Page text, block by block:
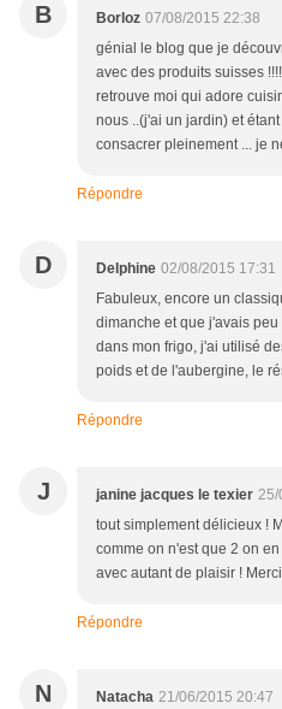
B Borloz 07/08/2015 22:38
génial le blog que je
avec des produits suisses
retrouve moi qui adore
nous ..(j'ai un jardin) et
consacrer pleinement ... je
Répondre
D Delphine 02/08/2015 17:31
Fabuleux, encore un
dimanche et que j'avais
dans mon frigo, j'ai utilisé
poids et de l'aubergine, le
Répondre
J janine jacques le texier 25/
tout simplement délicieux !
comme on n'est que 2 on
avec autant de plaisir !
Répondre
N Natacha 21/06/2015 20:47